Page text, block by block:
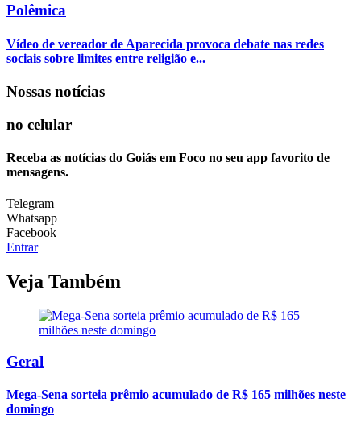
Polêmica
Vídeo de vereador de Aparecida provoca debate nas redes
sociais sobre limites entre religião e...
Nossas notícias
no celular
Receba as notícias do Goiás em Foco no seu app favorito de
mensagens.
Telegram
Whatsapp
Facebook
Entrar
Veja Também
Geral
Mega-Sena sorteia prêmio acumulado de R$ 165 milhões neste
domingo